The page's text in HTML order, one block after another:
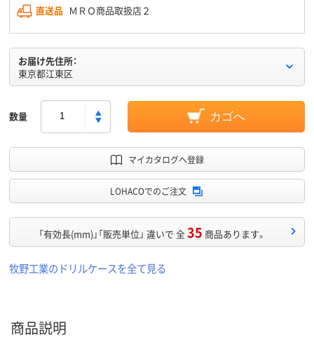
直送品 ＭＲＯ商品取扱店２
お届け先住所：
東京都江東区
数量 カゴへ
マイカタログへ登録
LOHACOでのご注文
「有効長(mm)」「販売単位」 違いで 全35 商品あります。
牧野工業のドリルケースを全て見る
商品説明